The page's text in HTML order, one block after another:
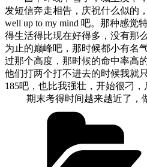
发短信奔走相告，庆祝什么似的
well up to my mind 吧。那种感
得生活得比现在好得多，没有那
为止的巅峰吧，那时候都小有名
过那个高度，那时候的命中率高
他们打两个打不进去的时候我就
185吧，也比我强壮，开始很刁
期末考得时间越来越近了，做